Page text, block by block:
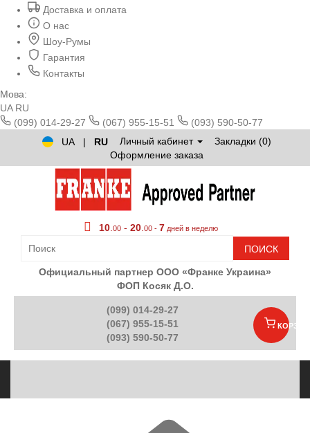
Доставка и оплата
О нас
Шоу-Румы
Гарантия
Контакты
Мова:
UA RU
(099) 014-29-27
(067) 955-15-51
(093) 590-50-77
UA
| RU Личный кабинет
Закладки (0)
Оформление заказа
10 00 - 20 00 - 7 дней в неделю
ПОИСК
Официальный партнер ООО «Франке Украина»
ФОП Косяк Д.О.
(099) 014-29-27
(067) 955-15-51
(093) 590-50-77